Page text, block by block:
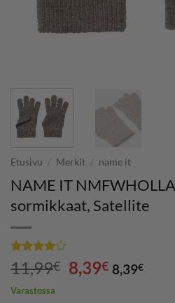
Etusivu / Merkit / name it
NAME IT
sormikkaat, Satellite
Arvio4
5:stä
perustuen
1
asiakkaan
11,99€ Alkuperäinen
8,39€Nykyinen
8,39€
Varastossa